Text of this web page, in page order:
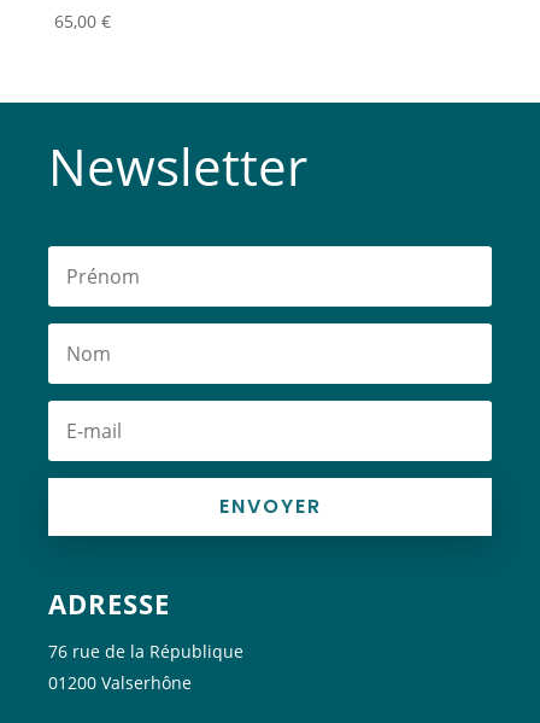
65,00 €
Newsletter
ENVOYER
ADRESSE
76 rue de la République
01200 Valserhône